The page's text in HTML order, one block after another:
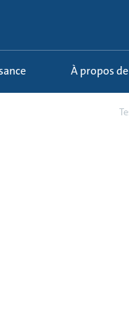
À propos